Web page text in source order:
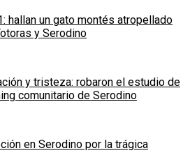
hallan un gato montés atropellado
y Serodino
y tristeza: robaron el estudio de
comunitario de Serodino
en Serodino por la trágica